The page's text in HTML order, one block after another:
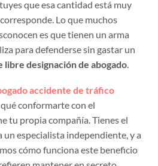
Lo que muchos
es que tienen un arma
para defenderse sin gastar un
libre designación de abogado
accidente de tráfico
qué conformarte con el
tu propia compañía. Tienes el
un especialista independiente, y a
cómo funciona este beneficio
mantener en secreto.